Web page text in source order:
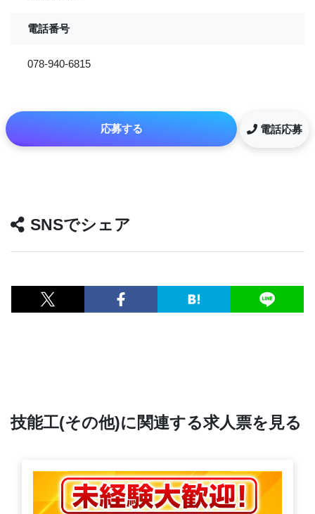
電話番号
078-940-6815
応募する 電話応募
SNSでシェア
技能工(その他)に関連する求人票を見る